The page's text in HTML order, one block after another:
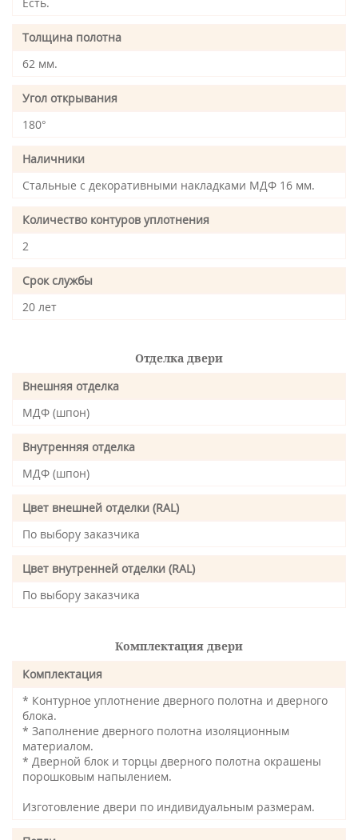
Толщина полотна
62 мм.
Угол открывания
180°
Наличники
Стальные с декоративными накладками МДФ 16 мм.
Количество контуров уплотнения
2
Срок службы
20 лет
Отделка двери
Внешняя отделка
МДФ (шпон)
Внутренняя отделка
МДФ (шпон)
Цвет внешней отделки (RAL)
По выбору заказчика
Цвет внутренней отделки (RAL)
По выбору заказчика
Комплектация двери
Комплектация
* Контурное уплотнение дверного полотна и дверного
блока.
* Заполнение дверного полотна изоляционным
материалом.
* Дверной блок и торцы дверного полотна окрашены
порошковым напылением.
Изготовление двери по индивидуальным размерам.